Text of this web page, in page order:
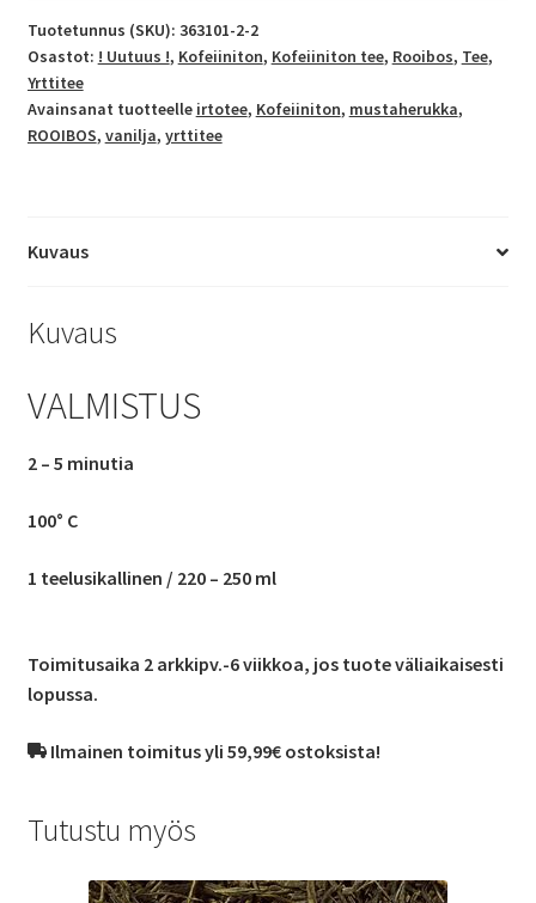
Tuotetunnus (SKU): 363101-2-2
Osastot: ! Uutuus !, Kofeiiniton, Kofeiiniton tee, Rooibos, Tee,
Yrttitee
Avainsanat tuotteelle irtotee, Kofeiiniton, mustaherukka,
ROOIBOS, vanilja, yrttitee
Kuvaus
Kuvaus
VALMISTUS
2 – 5 minutia
100° C
1 teelusikallinen / 220 – 250 ml
Toimitusaika 2 arkkipv.-6 viikkoa, jos tuote väliaikaisesti
lopussa.
Ilmainen toimitus yli 59,99€ ostoksista!
Tutustu myös